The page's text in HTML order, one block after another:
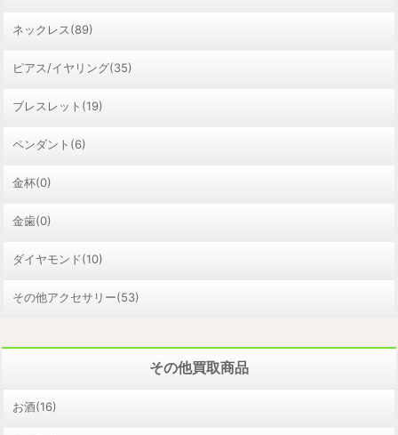
ネックレス(89)
ピアス/イヤリング(35)
ブレスレット(19)
ペンダント(6)
金杯(0)
金歯(0)
ダイヤモンド(10)
その他アクセサリー(53)
その他買取商品
お酒(16)